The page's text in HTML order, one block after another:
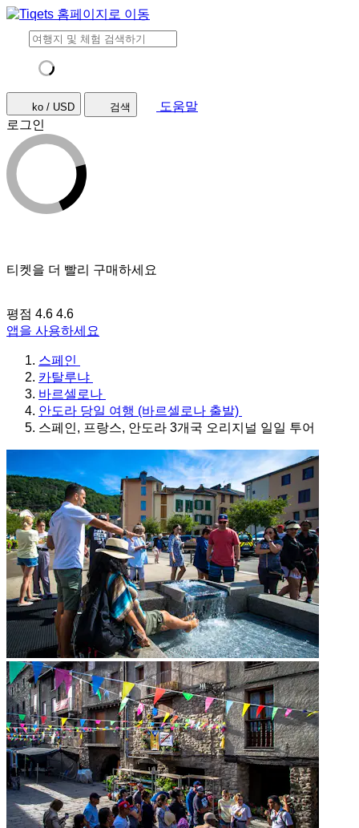
ko / USD 검색
도움말
로그인
티켓을 더 빨리 구매하세요
평점 4.6 4.6
앱을 사용하세요
스페인
카탈루냐
바르셀로나
안도라 당일 여행 (바르셀로나 출발)
스페인, 프랑스, 안도라 3개국 오리지널 일일 투어